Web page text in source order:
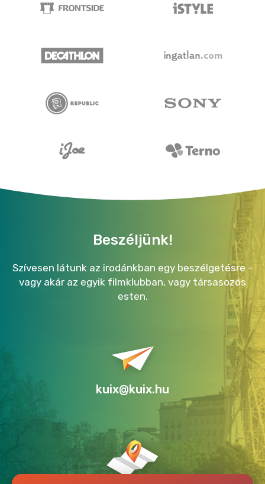
Beszéljünk!
Szívesen látunk az irodánkban egy beszélgetésre –
vagy akár az egyik filmklubban, vagy társasozós
esten.
kuix@kuix.hu